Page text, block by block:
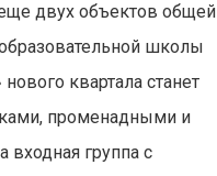
двух объектов общей
школы
квартала станет
променадными и
группа с